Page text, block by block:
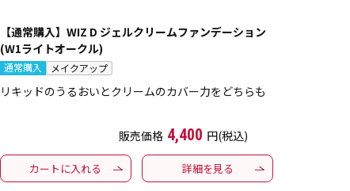
【通常購入】WIZ D ジェルクリームファンデーション
(W1ライトオークル)
通常購入 メイクアップ
リキッドのうるおいとクリームのカバー力をどちらも
販売価格 4,400 円(税込)
カートに入れる 詳細を見る